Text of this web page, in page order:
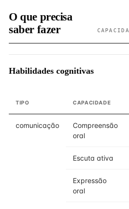
O que precisa
saber fazer
Habilidades cognitivas
TIPO CAPACIDADE
comunicação
Compreensão
oral
Escuta ativa
Expressão
oral